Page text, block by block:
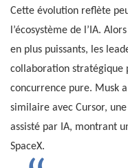
Cette évolution reflète
l’écosystème de l’IA.
en plus puissants, les
collaboration stratégique
concurrence pure. Musk
similaire avec Cursor,
assisté par IA, montrant
SpaceX.